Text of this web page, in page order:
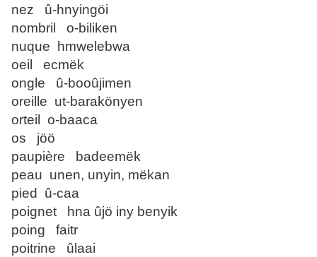
nez û-hnyingöi
nombril o-biliken
nuque hmwelebwa
oeil ecmëk
ongle û-booûjimen
oreille ut-barakönyen
orteil o-baaca
os jöö
paupière badeemëk
peau unen, unyin, mëkan
pied û-caa
poignet hna ûjö iny benyik
poing faitr
poitrine ûlaai